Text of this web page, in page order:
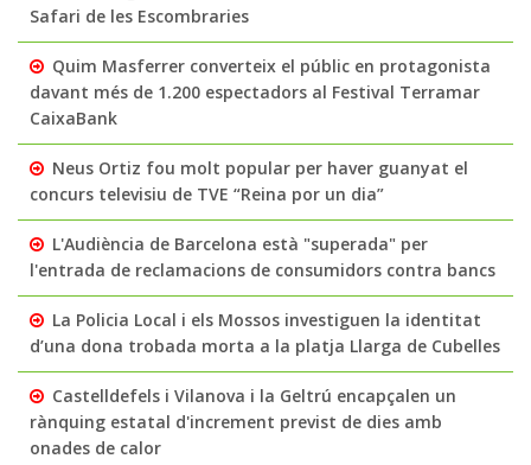
Safari de les Escombraries
Quim Masferrer converteix el públic en protagonista
davant més de 1.200 espectadors al Festival Terramar
CaixaBank
Neus Ortiz fou molt popular per haver guanyat el
concurs televisiu de TVE “Reina por un dia”
L'Audiència de Barcelona està "superada" per
l'entrada de reclamacions de consumidors contra bancs
La Policia Local i els Mossos investiguen la identitat
d’una dona trobada morta a la platja Llarga de Cubelles
Castelldefels i Vilanova i la Geltrú encapçalen un
rànquing estatal d'increment previst de dies amb
onades de calor